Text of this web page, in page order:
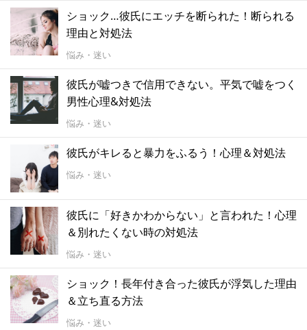
ショック…彼氏にエッチを断られた！断られる
理由と対処法
悩み・迷い
彼氏が嘘つきで信用できない。平気で嘘をつく
男性心理&対処法
悩み・迷い
彼氏がキレると暴力をふるう！心理＆対処法
悩み・迷い
彼氏に「好きかわからない」と言われた！心理
＆別れたくない時の対処法
悩み・迷い
ショック！長年付き合った彼氏が浮気した理由
＆立ち直る方法
悩み・迷い